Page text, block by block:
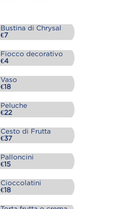
Bustina di Chrysal
€7
Fiocco decorativo
€4
Vaso
€18
Peluche
€22
Cesto di Frutta
€37
Palloncini
€15
Cioccolatini
€18